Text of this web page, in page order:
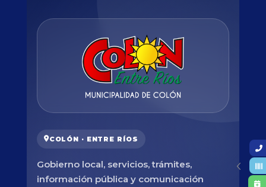
COLÓN · ENTRE RÍOS
Gobierno local, servicios, trámites,
información pública y comunicación